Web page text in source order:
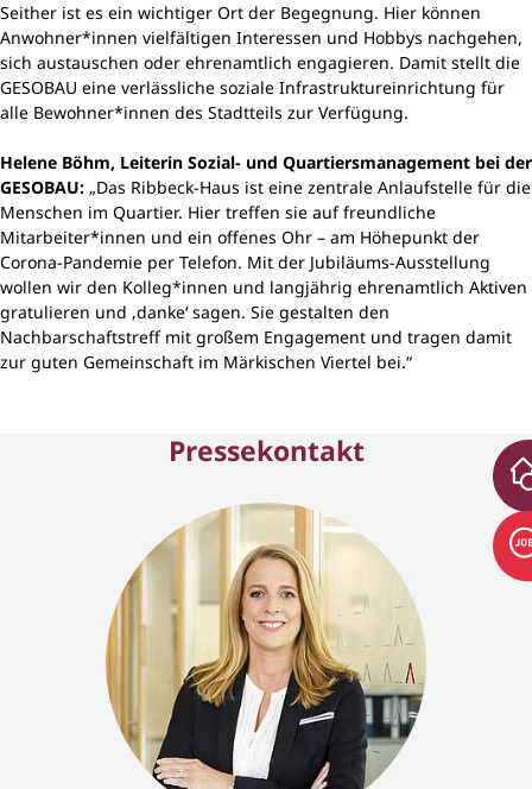
Seither ist es ein wichtiger Ort der Begegnung. Hier können
Anwohner*innen vielfältigen Interessen und Hobbys nachgehen,
sich austauschen oder ehrenamtlich engagieren. Damit stellt die
GESOBAU eine verlässliche soziale Infrastruktureinrichtung für
alle Bewohner*innen des Stadtteils zur Verfügung.
Helene Böhm, Leiterin Sozial- und Quartiersmanagement bei der
GESOBAU: „Das Ribbeck-Haus ist eine zentrale Anlaufstelle für die
Menschen im Quartier. Hier treffen sie auf freundliche
Mitarbeiter*innen und ein offenes Ohr – am Höhepunkt der
Corona-Pandemie per Telefon. Mit der Jubiläums-Ausstellung
wollen wir den Kolleg*innen und langjährig ehrenamtlich Aktiven
gratulieren und ‚danke‘ sagen. Sie gestalten den
Nachbarschaftstreff mit großem Engagement und tragen damit
zur guten Gemeinschaft im Märkischen Viertel bei.“
Pressekontakt